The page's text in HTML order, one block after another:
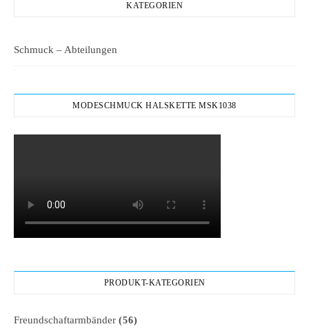
KATEGORIEN
Schmuck – Abteilungen
MODESCHMUCK HALSKETTE MSK1038
PRODUKT-KATEGORIEN
Freundschaftarmbänder (56)